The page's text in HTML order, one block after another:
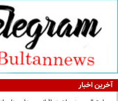
آخرین اخبار